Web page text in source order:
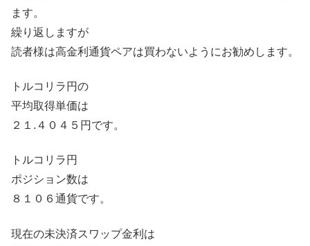
ます。
繰り返しますが
読者様は高金利通貨ペアは買わないようにお勧めします。
トルコリラ円の
平均取得単価は
２１.４０４５円です。
トルコリラ円
ポジション数は
８１０６通貨です。
現在の未決済スワップ金利は